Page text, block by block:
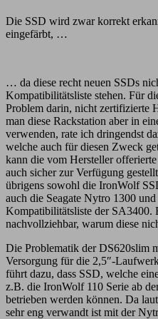
Die SSD wird zwar korrekt
eingefärbt, …
… da diese recht neuen SSDs
Kompatibilitätsliste stehen. Für
Problem darin, nicht zertifizierte
man diese Rackstation aber in
verwenden, rate ich dringendst
welche auch für diesen Zweck
kann die vom Hersteller
auch sicher zur Verfügung
übrigens sowohl die IronWolf
auch die Seagate Nytro 1300
Kompatibilitätsliste der SA3400.
nachvollziehbar, warum diese
Die Problematik der DS620slim
Versorgung für die 2,5″-
führt dazu, dass SSD, welche
z.B. die IronWolf 110 Serie ab
betrieben werden können. Da
sehr eng verwandt ist mit der